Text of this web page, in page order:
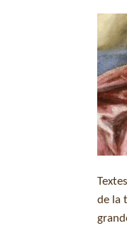
de la